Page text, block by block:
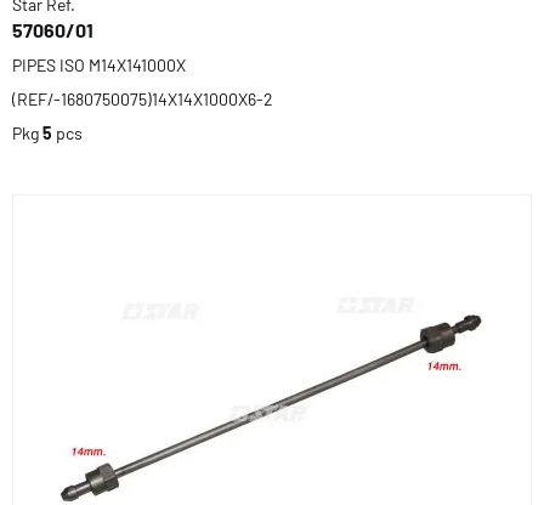
Star Ref.
57060/01
PIPES ISO M14X141000X
(REF/-1680750075)14X14X1000X6-2
Pkg5 pcs